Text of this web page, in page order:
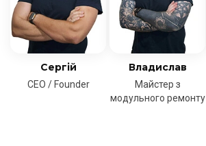
Сергій
CEO / Founder
Владислав
Майстер з
модульного ремонту